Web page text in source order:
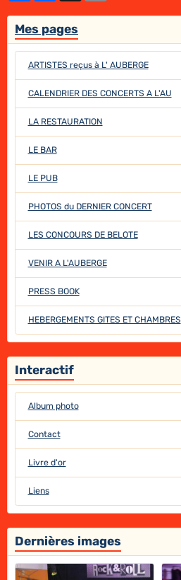
Mes pages
ARTISTES reçus à L' AUBERGE
CALENDRIER DES CONCERTS A L'AU
LA RESTAURATION
LE BAR
LE PUB
PHOTOS du DERNIER CONCERT
LES CONCOURS DE BELOTE
VENIR A L'AUBERGE
PRESS BOOK
HEBERGEMENTS GITES ET CHAMBRES
Interactif
Album photo
Contact
Livre d'or
Liens
Dernières images